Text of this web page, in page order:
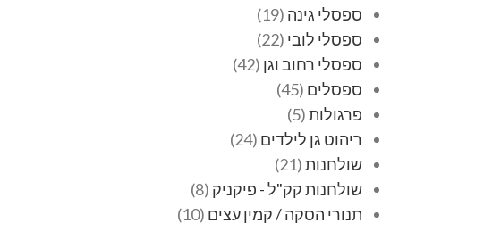
ספסלי גינה 19
ספסלי לובי 22
ספסלי רחוב וגן 42
ספסלים 45
פרגולות 5
ריהוט גן לילדים 24
שולחנות 21
שולחנות קק"ל - פיקניק 8
תנורי הסקה / קמין עצים 10